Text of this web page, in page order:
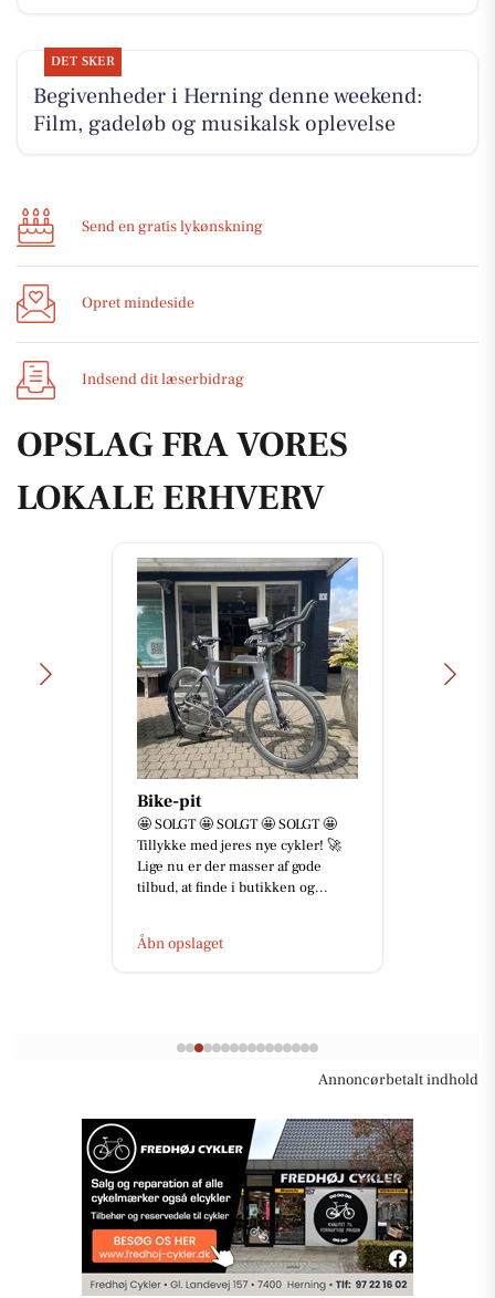
DET SKER
Begivenheder i Herning denne weekend:
Film, gadeløb og musikalsk oplevelse
Send en gratis lykønskning
Opret mindeside
Indsend dit læserbidrag
OPSLAG FRA VORES
LOKALE ERHVERV
Bike-pit
🤩 SOLGT 🤩 SOLGT 🤩 SOLGT 🤩
Tillykke med jeres nye cykler! 🚀
Lige nu er der masser af gode
tilbud, at finde i butikken og...
Åbn opslaget
Annoncørbetalt indhold